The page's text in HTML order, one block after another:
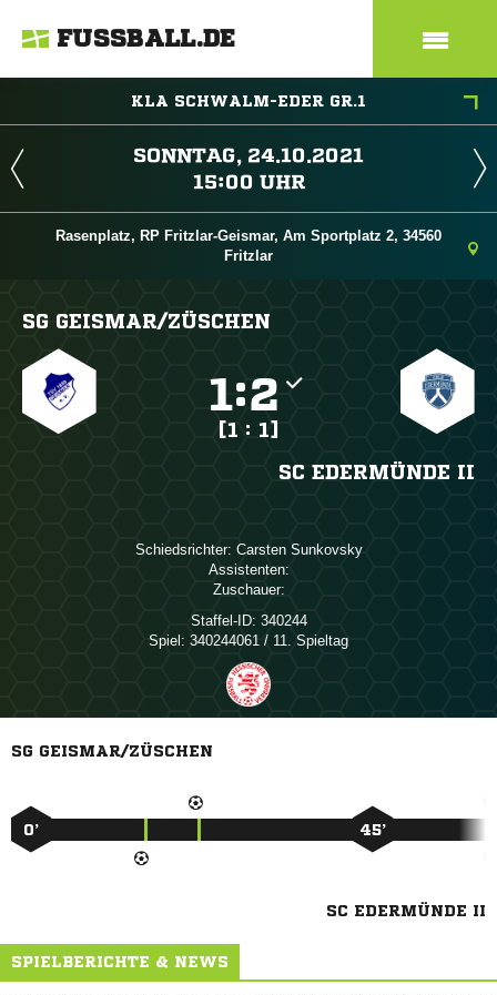
FUSSBALL.DE
KLA SCHWALM-EDER GR.1
 
 
Rasenplatz, RP Fritzlar-Geismar, Am Sportplatz 2, 34560
Fritzlar
SG GEISMAR/​ZÜSCHEN
:
[1 : 1]
SC EDERMÜNDE II
Schiedsrichter:  
Assistenten:
Zuschauer:
Staffel-ID: 340244
Spiel: 340244061 / 11. Spieltag
SG GEISMAR/ZÜSCHEN
0’ 45’
SC EDERMÜNDE II
SPIELBERICHTE & NEWS